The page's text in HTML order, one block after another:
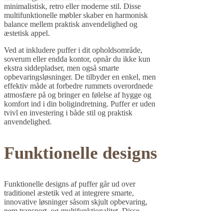
minimalistisk, retro eller moderne stil. Disse
multifunktionelle møbler skaber en harmonisk
balance mellem praktisk anvendelighed og
æstetisk appel.
Ved at inkludere puffer i dit opholdsområde,
soverum eller endda kontor, opnår du ikke kun
ekstra siddepladser, men også smarte
opbevaringsløsninger. De tilbyder en enkel, men
effektiv måde at forbedre rummets overordnede
atmosfære på og bringer en følelse af hygge og
komfort ind i din boligindretning. Puffer er uden
tvivl en investering i både stil og praktisk
anvendelighed.
Funktionelle designs
Funktionelle designs af puffer går ud over
traditionel æstetik ved at integrere smarte,
innovative løsninger såsom skjult opbevaring,